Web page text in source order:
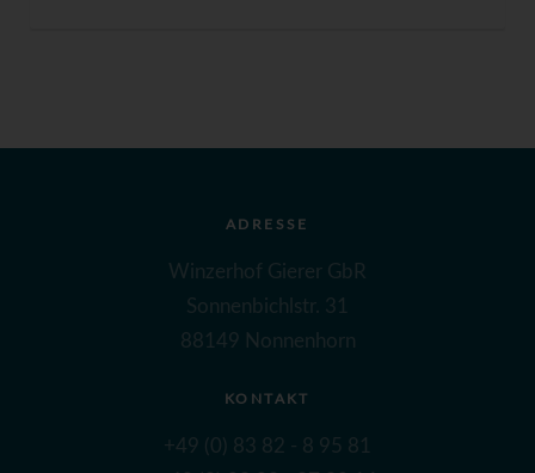
ADRESSE
Winzerhof Gierer GbR
Sonnenbichlstr. 31
88149 Nonnenhorn
KONTAKT
+49 (0) 83 82 - 8 95 81